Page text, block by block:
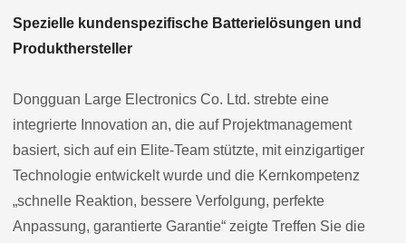
Spezielle kundenspezifische Batterielösungen und
Produkthersteller
Dongguan Large Electronics Co. Ltd. strebte eine
integrierte Innovation an, die auf Projektmanagement
basiert, sich auf ein Elite-Team stützte, mit einzigartiger
Technologie entwickelt wurde und die Kernkompetenz
„schnelle Reaktion, bessere Verfolgung, perfekte
Anpassung, garantierte Garantie“ zeigte Treffen Sie die